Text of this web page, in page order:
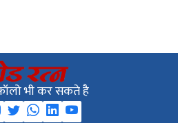
भी कर सकते है